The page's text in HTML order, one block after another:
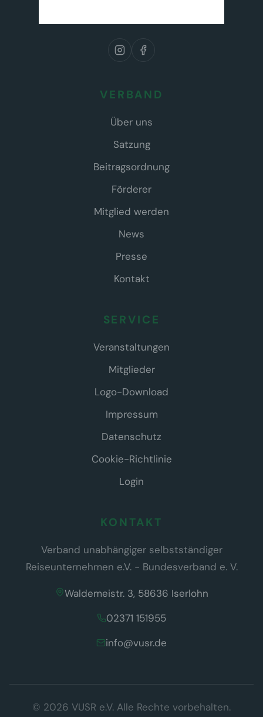
VERBAND
Über uns
Satzung
Beitragsordnung
Förderer
Mitglied werden
News
Presse
Kontakt
SERVICE
Veranstaltungen
Mitglieder
Logo-Download
Impressum
Datenschutz
Cookie-Richtlinie
Login
KONTAKT
Verband unabhängiger selbstständiger
Reiseunternehmen e.V. - Bundesverband e. V.
Waldemeistr. 3, 58636 Iserlohn
02371 151955
info@vusr.de
© 2026 VUSR e.V. Alle Rechte vorbehalten.
Diese Website verwendet ausschließlich technisch notwendige